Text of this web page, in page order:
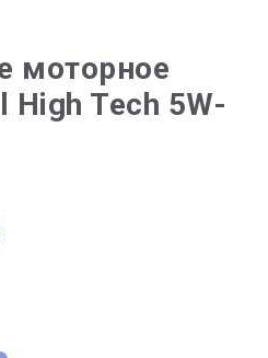
моторное
Tech 5W-